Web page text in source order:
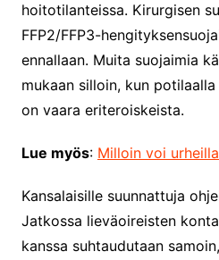
hoitotilanteissa. Kirurgisen
FFP2/FFP3-
ennallaan. Muita suojaimia
mukaan silloin, kun
on vaara eriteroiskeista.
Lue myös: Milloin voi
Kansalaisille suunnattuja
Jatkossa lieväoireisten
kanssa suhtaudutaan